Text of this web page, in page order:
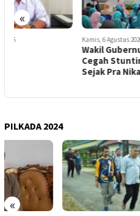
«
Kamis, 6 Agustus 2026
Wakil Gubernur Reny:
Cegah Stunting Dimulai
PILKADA 2024
«